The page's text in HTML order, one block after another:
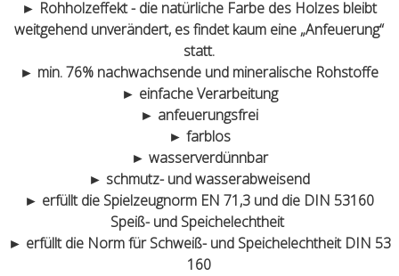
► Rohholzeffekt - die natürliche Farbe des Holzes bleibt
weitgehend unverändert, es findet kaum eine „Anfeuerung“
statt.
► min. 76% nachwachsende und mineralische Rohstoffe
► einfache Verarbeitung
► anfeuerungsfrei
► farblos
► wasserverdünnbar
► schmutz- und wasserabweisend
► erfüllt die Spielzeugnorm EN 71,3 und die DIN 53160
Speiß- und Speichelechtheit
► erfüllt die Norm für Schweiß- und Speichelechtheit DIN 53
160